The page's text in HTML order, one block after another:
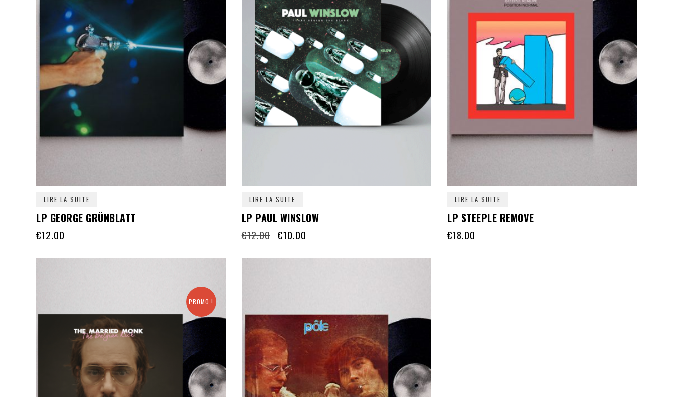
LIRE LA SUITE
LP GEORGE GRÜNBLATT
€12.00
LIRE LA SUITE
LP PAUL WINSLOW
€12.00 Le
initial
€10.00
actuel
LIRE LA SUITE
LP STEEPLE REMOVE
€18.00
PROMO !